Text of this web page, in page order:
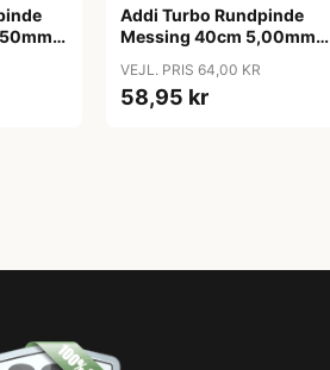
/
Addi Turbo Rundpinde
Messing 40cm 5,00mm /
VEJL. PRIS 64,00 KR
58,95 kr